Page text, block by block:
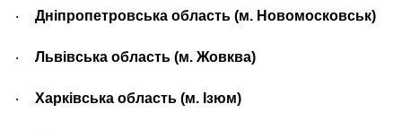
· Дніпропетровська область (м. Новомосковськ)
· Львівська область (м. Жовква)
· Харківська область (м. Ізюм)